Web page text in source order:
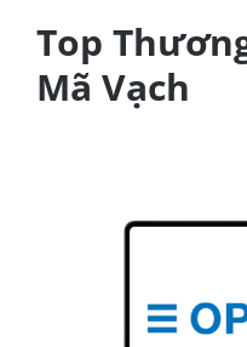
Top
Mã Vạch